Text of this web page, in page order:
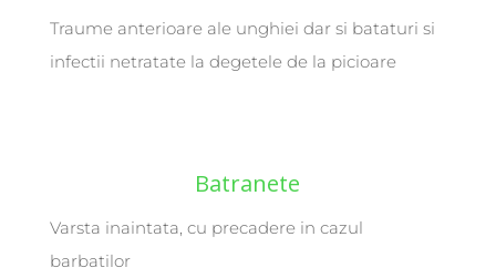
Traume anterioare ale unghiei dar si bataturi si
infectii netratate la degetele de la picioare
Batranete
Varsta inaintata, cu precadere in cazul
barbatilor